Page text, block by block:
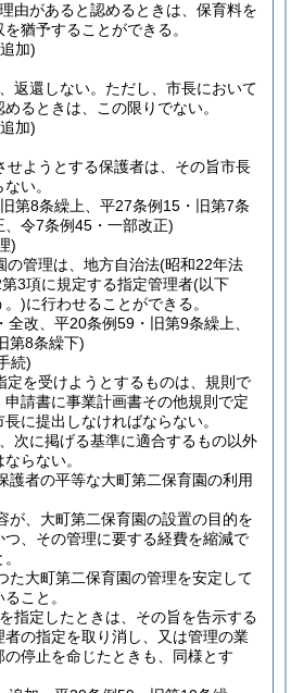
由があると認めるときは、保育料を
猶予することができる。
加)
返還しない。 ただし、市長において
るときは、この限りでない。
加)
せようとする保護者は、その旨市長
い。
第8条繰上、平27条例15・旧第7条
、令7条例45・一部改正)
)
の管理は、地方自治法(昭和22年法
3項に規定する指定管理者(以下
。)に行わせることができる。
全改、平20条例59・旧第9条繰上、
第8条繰下)
続)
定を受けようとするものは、規則で
請書に事業計画書その他規則で定
に提出しなければならない。
次に掲げる基準に適合するもの以外
らない。
護者の平等な大町第二保育園の利用
が、大町第二保育園の設置の目的を
、その管理に要する経費を縮減で
た大町第二保育園の管理を安定して
こと。
指定したときは、その旨を告示する
者の指定を取り消し、又は管理の業
停止を命じたときも、同様とす